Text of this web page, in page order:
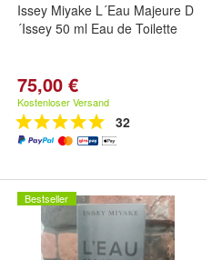
Issey Miyake L´Eau Majeure D
´Issey 50 ml Eau de Toilette
75,00 €
Kostenloser Versand
32
Bestseller